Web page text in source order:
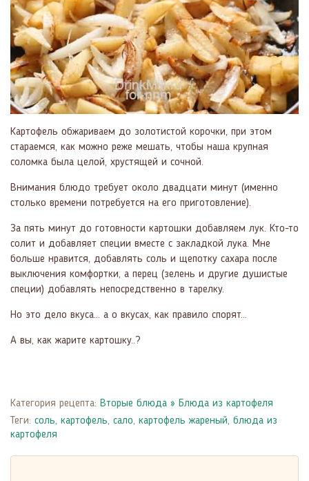
Картофель обжариваем до золотистой корочки, при этом
стараемся, как можно реже мешать, чтобы наша крупная
соломка была целой, хрустящей и сочной.
Внимания блюдо требует около двадцати минут (именно
столько времени потребуется на его приготовление).
За пять минут до готовности картошки добавляем лук. Кто-то
солит и добавляет специи вместе с закладкой лука. Мне
больше нравится, добавлять соль и щепотку сахара после
выключения комфортки, а перец (зелень и другие душистые
специи) добавлять непосредственно в тарелку.
Но это дело вкуса... а о вкусах, как правило спорят...
А вы, как жарите картошку..?
Категория рецепта: Вторые блюда » Блюда из картофеля
Теги: соль, картофель, сало, картофель жареный, блюда из
картофеля